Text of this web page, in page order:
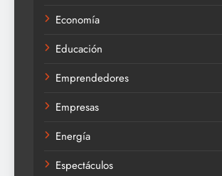
Economía
Educación
Emprendedores
Empresas
Energía
Espectáculos